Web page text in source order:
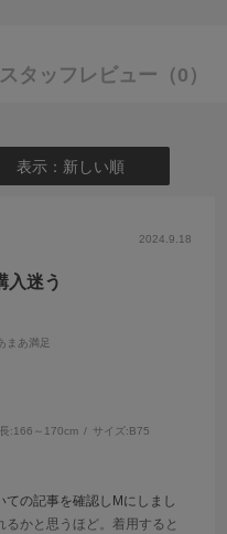
スタッフレビュー （0）
表示：新しい順
2024.9.18
入迷う
まあ満足
:166～170cm サイズ:B75
ての記事を確認しМにしまし
かと思うほど。着用すると